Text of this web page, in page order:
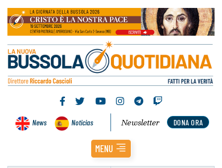
News Noticias DONA ORA
Newsletter
MENU